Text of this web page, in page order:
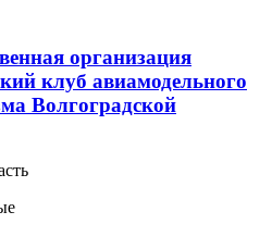
организация
клуб авиамодельного
Волгоградской